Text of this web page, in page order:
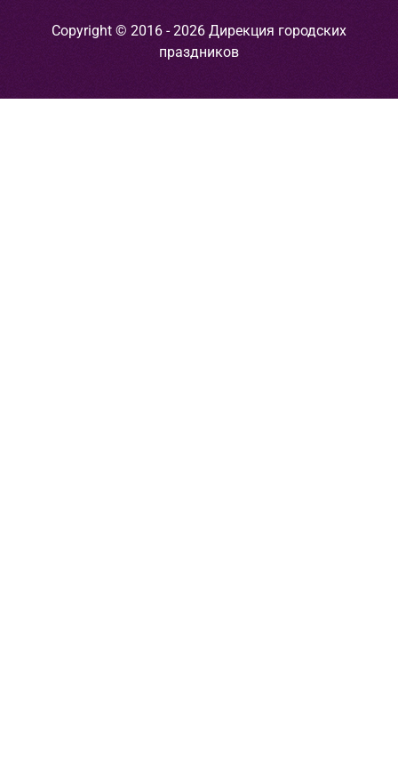
Copyright © 2016 - 2026 Дирекция городских
праздников